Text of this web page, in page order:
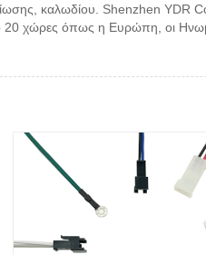
καλωδίου. Shenzhen YDR
χώρες όπως η Ευρώπη, οι